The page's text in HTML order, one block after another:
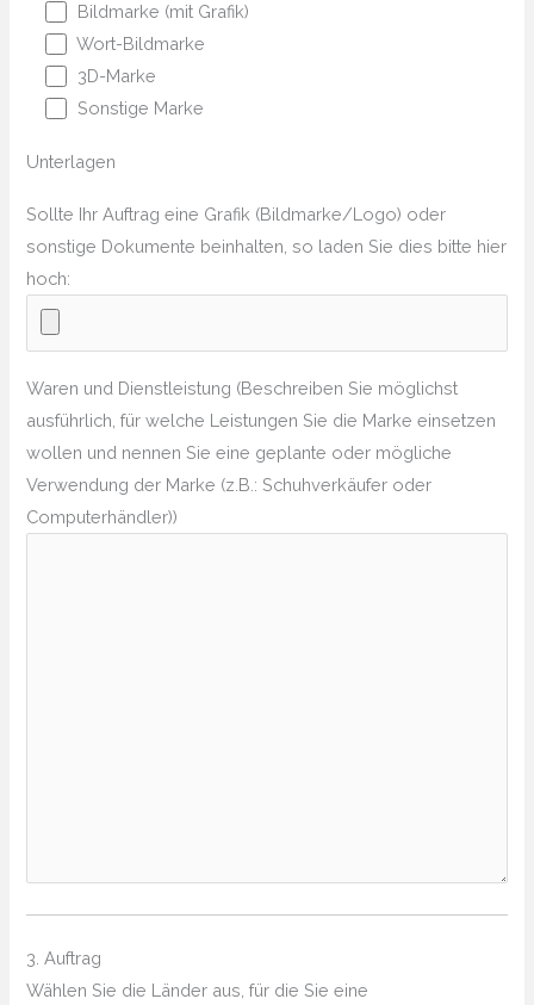
Bildmarke (mit Grafik)
Wort-Bildmarke
3D-Marke
Sonstige Marke
Unterlagen
Sollte Ihr Auftrag eine Grafik (Bildmarke/Logo) oder
sonstige Dokumente beinhalten, so laden Sie dies bitte hier
hoch:
Waren und Dienstleistung (Beschreiben Sie möglichst
ausführlich, für welche Leistungen Sie die Marke einsetzen
wollen und nennen Sie eine geplante oder mögliche
Verwendung der Marke (z.B.: Schuhverkäufer oder
Computerhändler))
3. Auftrag
Wählen Sie die Länder aus, für die Sie eine